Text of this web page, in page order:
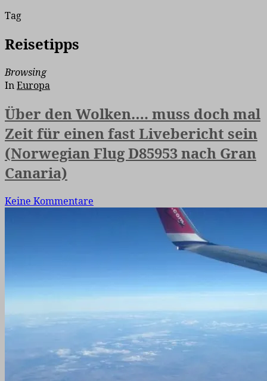
Tag
Reisetipps
Browsing
InEuropa
Über den Wolken…. muss doch mal
Zeit für einen fast Livebericht sein
(Norwegian Flug D85953 nach Gran
Canaria)
Keine Kommentare